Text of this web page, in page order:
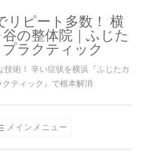
リピート多数！ 横
の整体院｜ふじた
ラクティック
技術！ 辛い症状を横浜『ふじたカ
クティック』で根本解消
メインメニュー